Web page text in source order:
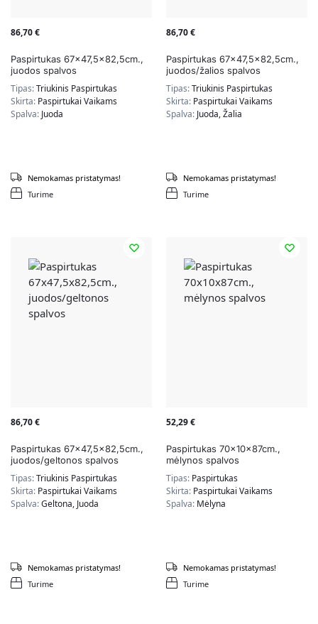
86,70€
Paspirtukas 67×47,5×82,5cm.,
juodos spalvos
Tipas:Triukinis Paspirtukas
Skirta: Paspirtukai Vaikams
Spalva: Juoda
Turime
Nemokamas pristatymas!
86,70€
Paspirtukas 67×47,5×82,5cm.,
juodos/žalios spalvos
Tipas:Triukinis Paspirtukas
Skirta: Paspirtukai Vaikams
Spalva: Juoda, Žalia
Turime
Nemokamas pristatymas!
86,70€
Paspirtukas 67×47,5×82,5cm.,
juodos/geltonos spalvos
Tipas:Triukinis Paspirtukas
Skirta: Paspirtukai Vaikams
Spalva:Geltona, Juoda
Turime
Nemokamas pristatymas!
52,29€
Paspirtukas 70x10x87cm.,
mėlynos spalvos
Tipas: Paspirtukas
Skirta: Paspirtukai Vaikams
Spalva: Mėlyna
Turime
Nemokamas pristatymas!